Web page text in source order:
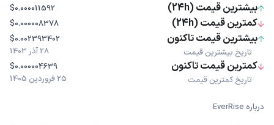
بیشترین قیمت (24h) $0.000011592
کمترین قیمت (24h) $0.000008378
بیشترین قیمت تاکنون
تاریخ بیشترین قیمت
$0.002393402
28 آذر 1403
کمترین قیمت تاکنون
تاریخ کمترین قیمت
$0.000004639
25 فروردین 1405
درباره EverRise